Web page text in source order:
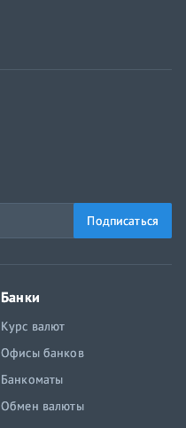
Подписаться
Банки
Курс валют
Офисы банков
Банкоматы
Обмен валюты